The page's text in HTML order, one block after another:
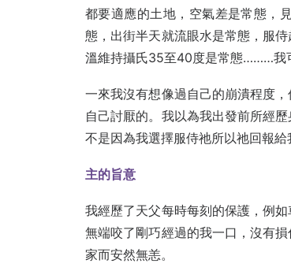
都要適應的土地，空氣差是常態，
態，出街半天就流眼水是常態，服
溫維持攝氏35至40度是常態………我
一來我沒有想像過自己的崩潰程度
自己討厭的。我以為我出發前所經
不是因為我選擇服侍祂所以祂回報
主的旨意
我經歷了天父每時每刻的保護，例
無端咬了剛巧經過的我一口，沒有
家而安然無恙。